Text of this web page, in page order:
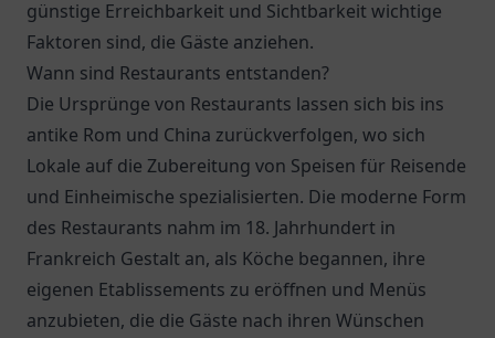
günstige Erreichbarkeit und Sichtbarkeit wichtige
Faktoren sind, die Gäste anziehen.
Wann sind Restaurants entstanden?
Die Ursprünge von Restaurants lassen sich bis ins
antike Rom und China zurückverfolgen, wo sich
Lokale auf die Zubereitung von Speisen für Reisende
und Einheimische spezialisierten. Die moderne Form
des Restaurants nahm im 18. Jahrhundert in
Frankreich Gestalt an, als Köche begannen, ihre
eigenen Etablissements zu eröffnen und Menüs
anzubieten, die die Gäste nach ihren Wünschen